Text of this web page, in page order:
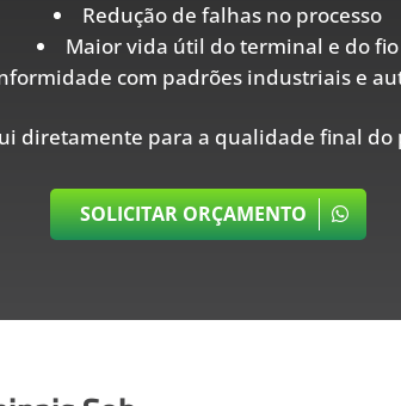
Redução de falhas no processo
Maior vida útil do terminal e do fio
com padrões industriais e
diretamente para a qualidade final
SOLICITAR ORÇAMENTO